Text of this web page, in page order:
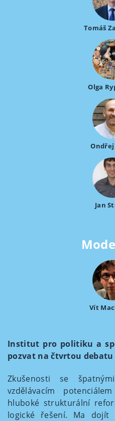
Tomáš
Olga
Jan
Vít
Institut pro politiku a
pozvat na čtvrtou debatu
Zkušenosti se
vzdělávacím
hluboké strukturální
logické řešení. Ma dojít